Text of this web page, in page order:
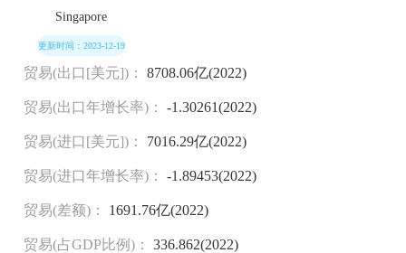
Singapore
更新时间：2023-12-19
贸易(出口[美元])： 8708.06亿(2022)
贸易(出口年增长率)： -1.30261(2022)
贸易(进口[美元])： 7016.29亿(2022)
贸易(进口年增长率)： -1.89453(2022)
贸易(差额)： 1691.76亿(2022)
贸易(占GDP比例)： 336.862(2022)